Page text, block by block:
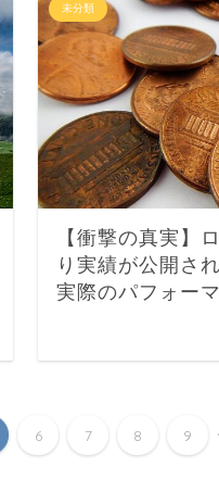
未分類
【衝撃の真実】
り実績が公開さ
実際のパフォー
6 7 8 9